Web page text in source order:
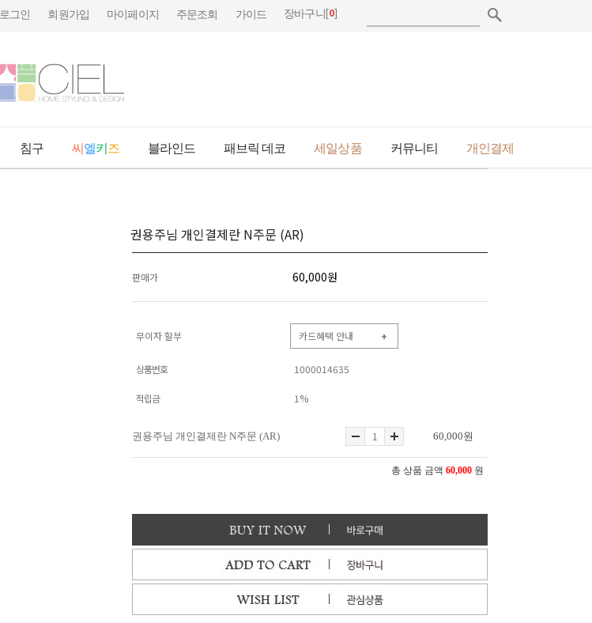
로그인 회원가입 마이페이지 주문조회 가이드 장바구니[0]
침구 씨 엘키 즈 블라인드 패브릭 데코 세일상품 커뮤니티 개인결제
권용주님 개인결제란 N주문 (AR)
판매가 60,000원
무이자 할부 카드혜택 안내 +
상품번호 1000014635
적립금 1%
권용주님 개인결제란 N주문 (AR) 60,000원
총 상품 금액 60,000 원